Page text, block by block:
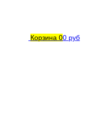
Корзина 00 руб